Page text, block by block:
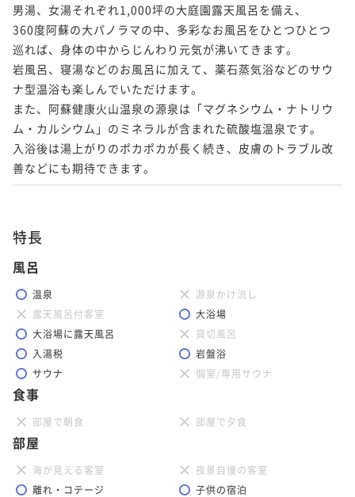
男湯、女湯それぞれ1,000坪の大庭園露天風呂を備え、
360度阿蘇の大パノラマの中、多彩なお風呂をひとつひとつ
巡れば、身体の中からじんわり元気が沸いてきます。
岩風呂、寝湯などのお風呂に加えて、薬石蒸気浴などのサウ
ナ型温浴も楽しんでいただけます。
また、阿蘇健康火山温泉の源泉は「マグネシウム・ナトリウ
ム・カルシウム」のミネラルが含まれた硫酸塩温泉です。
入浴後は湯上がりのポカポカが長く続き、皮膚のトラブル改
善などにも期待できます。
特長
風呂
温泉
源泉かけ流し
露天風呂付客室
大浴場
大浴場に露天風呂
貸切風呂
入湯税
岩盤浴
サウナ
個室/専用サウナ
食事
部屋で朝食 部屋で夕食
部屋
海が見える客室
夜景自慢の客室
離れ・コテージ
子供の宿泊